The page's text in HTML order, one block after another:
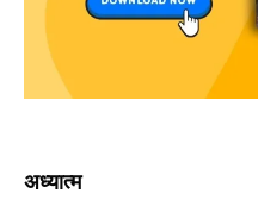
अध्यात्म